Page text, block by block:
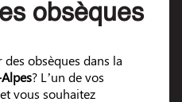
obsèques
obsèques dans la
? L’un de vos
vous souhaitez